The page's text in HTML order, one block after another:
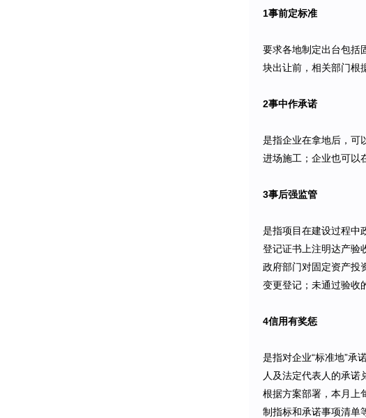
1事前定标准
要求各地制定出台包括
块出让前，相关部门根
2事中作承诺
是指企业在拿地后，可
进场施工；企业也可以
3事后强监管
是指项目在建设过程中
登记证书上注明达产验
政府部门对固定资产投
变更登记；未通过验收
4信用有奖惩
是指对企业“标准地”承
人及法定代表人的承诺
根据方案部署，本月上
制指标和承诺事项清单